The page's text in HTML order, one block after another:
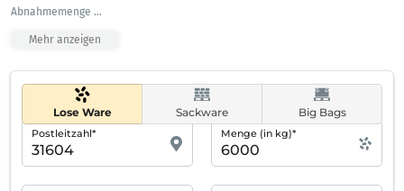
Abnahmemenge ...
Mehr anzeigen
Lose Ware Sackware Big Bags
Postleitzahl* Menge (in kg)*